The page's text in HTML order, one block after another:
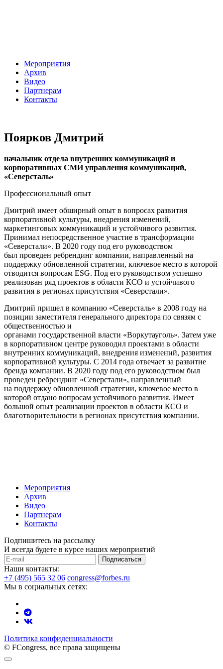
Мероприятия
Архив
Видео
Партнерам
Контакты
Поярков Дмитрий
начальник отдела внутренних коммуникаций и
корпоративных СМИ управления коммуникаций,
«Северсталь»
Профессиональный опыт
Дмитрий имеет обширный опыт в вопросах развития
корпоративной культуры, внедрения изменений,
маркетинговых коммуникаций и устойчивого развития.
Принимал непосредственное участие в трансформации
«Северстали». В 2020 году под его руководством
был проведен ребрендинг компании, направленный на
поддержку обновленной стратегии, ключевое место в которой
отводится вопросам ESG. Под его руководством успешно
реализован ряд проектов в области КСО и устойчивого
развития в регионах присутствия «Северстали».
Дмитрий пришел в компанию «Северсталь» в 2008 году на
позиции заместителя генерального директора по связям с
общественностью и
органами государственной власти «Воркутауголь». Затем уже
в корпоративном центре руководил проектами в области
внутренних коммуникаций, внедрения изменений, развития
корпоративной культуры. С 2014 года отвечает за развитие
бренда компании. В 2020 году под его руководством был
проведен ребрендинг «Северстали», направленный
на поддержку обновленной стратегии, ключевое место в
которой отдано вопросам устойчивого развития. Имеет
большой опыт реализации проектов в области КСО и
благотворительности в регионах присутствия компании.
Мероприятия
Архив
Видео
Партнерам
Контакты
Подпишитесь на рассылку
И всегда будете в курсе наших мероприятий
Подписаться
Наши контакты:
+7 (495) 565 32 06 congress@forbes.ru
Мы в социальных сетях:
Политика конфиденциальности
© FCongress, все права защищены